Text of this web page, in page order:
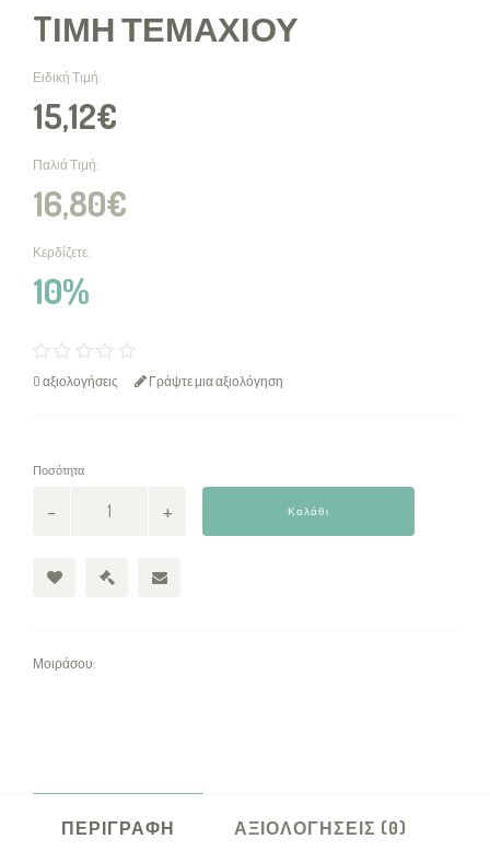
TΙΜΉ ΤΕΜΑΧΊΟΥ
Ειδική Τιμή:
15,12€
Παλιά Τιμή:
16,80€
Κερδίζετε:
10%
0 αξιολογήσεις Γράψτε μια αξιολόγηση
Ποσότητα
Καλάθι
Μοιράσου:
ΠΕΡΙΓΡΑΦΉ ΑΞΙΟΛΟΓΉΣΕΙΣ (0)